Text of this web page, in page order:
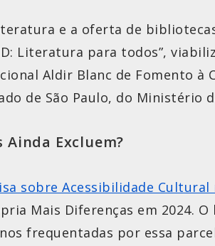
e a oferta de
Literatura para todos”,
Aldir Blanc de Fomento à
de São Paulo, do Ministério
Excluem?
sobre Acessibilidade
Mais Diferenças em 2024.
frequentadas por essa